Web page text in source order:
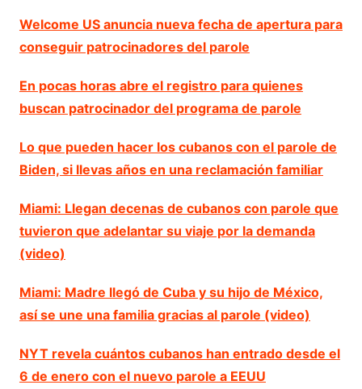
Welcome US anuncia nueva fecha de apertura para
conseguir patrocinadores del parole
En pocas horas abre el registro para quienes
buscan patrocinador del programa de parole
Lo que pueden hacer los cubanos con el parole de
Biden, si llevas años en una reclamación familiar
Miami: Llegan decenas de cubanos con parole que
tuvieron que adelantar su viaje por la demanda
(video)
Miami: Madre llegó de Cuba y su hijo de México,
así se une una familia gracias al parole (video)
NYT revela cuántos cubanos han entrado desde el
6 de enero con el nuevo parole a EEUU